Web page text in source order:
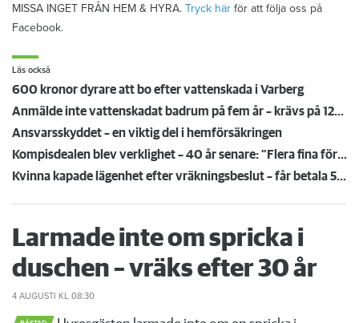
MISSA INGET FRÅN HEM & HYRA. Tryck här för att följa oss på
Facebook.
Läs också
600 kronor dyrare att bo efter vattenskada i Varberg
Anmälde inte vattenskadat badrum på fem år – krävs på 125 000 kronor
Ansvarsskyddet – en viktig del i hemförsäkringen
Kompisdealen blev verklighet – 40 år senare: "Flera fina fördelar med att dela bostad"
Kvinna kapade lägenhet efter vräkningsbeslut – får betala 50 000
Larmade inte om spricka i
duschen – vräks efter 30 år
4 AUGUSTI KL 08:30